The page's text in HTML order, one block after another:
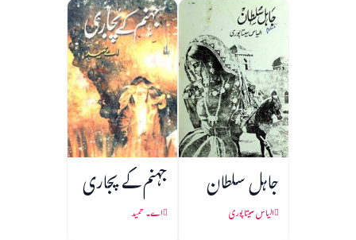
جاہل سلطان
الیاس سیتا پوری
جہنم کے پجاری
اے۔ حمید